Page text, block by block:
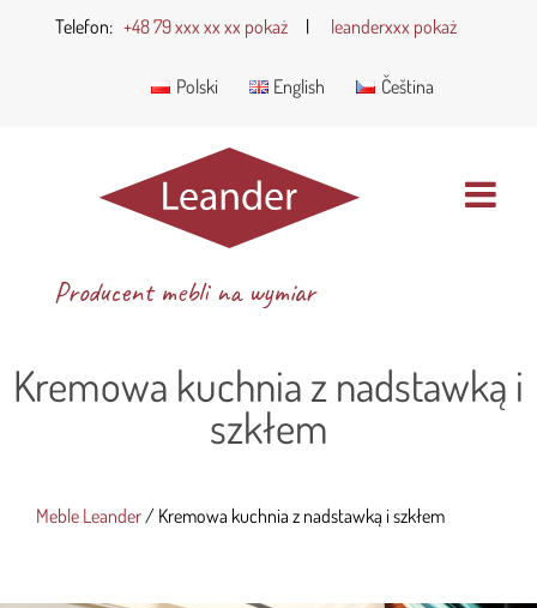
Telefon: +48 79 xxx xx xx pokaż | leanderxxx pokaż
Polski English Čeština
Producent mebli na wymiar
Kremowa kuchnia z nadstawką i
szkłem
Meble Leander / Kremowa kuchnia z nadstawką i szkłem